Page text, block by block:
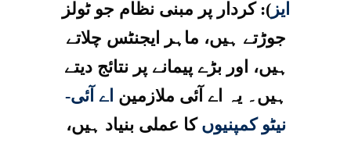
ایز): کردار پر مبنی نظام جو ٹولز
جوڑتے ہیں، ماہر ایجنٹس چلاتے
ہیں، اور بڑے پیمانے پر نتائج دیتے
ہیں۔ یہ اے آئی ملازمین اے آئی-
نیٹو کمپنیوں کا عملی بنیاد ہیں،